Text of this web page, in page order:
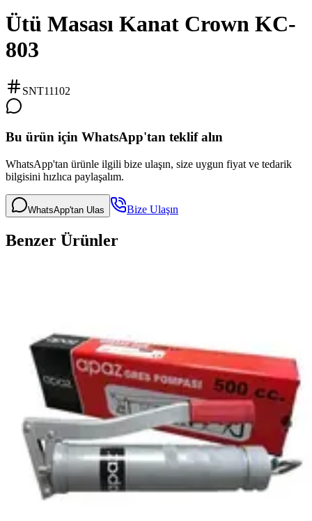
Ütü Masası Kanat Crown KC-
803
SNT11102
Bu ürün için WhatsApp'tan teklif alın
WhatsApp'tan ürünle ilgili bize ulaşın, size uygun fiyat ve tedarik
bilgisini hızlıca paylaşalım.
WhatsApp'tan Ulas Bize Ulaşın
Benzer Ürünler